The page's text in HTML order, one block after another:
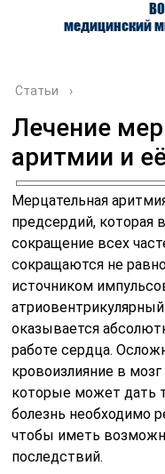
медицинский
О ЦЕНТРЕ
Статьи ›
Лечение
аритмии и
Мерцательная
предсердий,
сокращение всех
сокращаются не
источником
оказывается
работе сердца.
кровоизлияние в
которые может дать
болезнь необходимо
чтобы иметь
последствий.